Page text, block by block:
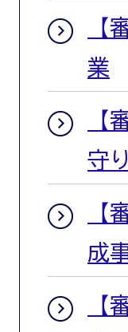
【
業
【
守
【
成
【